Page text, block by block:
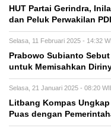
HUT Partai Gerindra,
dan Peluk Perwakilan
Selasa, 11 Februari 2025 - 14:32
Prabowo Subianto
untuk Memisahkan
Selasa, 21 Januari 2025 - 08:20
Litbang Kompas
Puas dengan